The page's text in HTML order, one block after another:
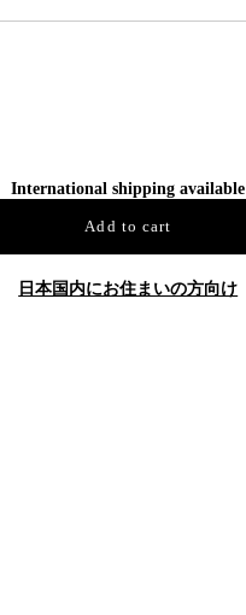
International shipping available
Add to cart
日本国内にお住まいの方向け